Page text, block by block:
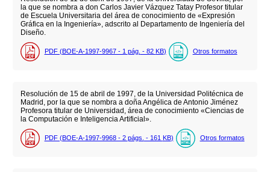
la que se nombra a don Carlos Javier Vázquez Tatay Profesor titular
de Escuela Universitaria del área de conocimiento de «Expresión
Gráfica en la Ingeniería», adscrito al Departamento de Ingeniería del
Diseño.
PDF (BOE-A-1997-9967 - 1 pág. - 82 KB) Otros formatos
Resolución de 15 de abril de 1997, de la Universidad Politécnica de
Madrid, por la que se nombra a doña Angélica de Antonio Jiménez
Profesora titular de Universidad, área de conocimiento «Ciencias de
la Computación e Inteligencia Artificial».
PDF (BOE-A-1997-9968 - 2 págs. - 161 KB) Otros formatos